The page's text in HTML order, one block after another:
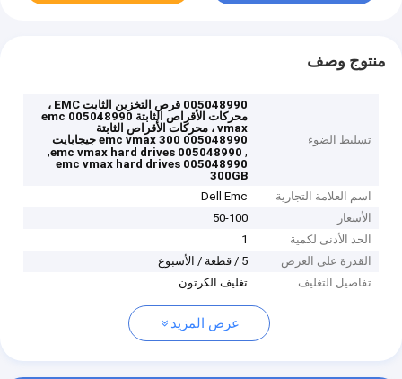
منتوج وصف
تسليط الضوء
005048990 قرص التخزين الثابت EMC ،
محركات الأقراص الثابتة 005048990 emc
vmax ، محركات الأقراص الثابتة
005048990 emc vmax 300 جيجابايت
,
005048990 emc vmax hard drives
,
005048990 emc vmax hard drives
300GB
اسم العلامة التجارية
Dell Emc
الأسعار
50-100
الحد الأدنى لكمية
1
القدرة على العرض
5 / قطعة / الأسبوع
تفاصيل التغليف
تغليف الكرتون
عرض المزيد